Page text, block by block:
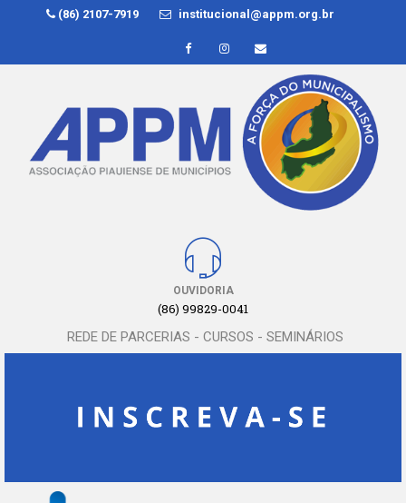
(86) 2107-7919 institucional@appm.org.br
OUVIDORIA
(86) 99829-0041
REDE DE PARCERIAS - CURSOS - SEMINÁRIOS